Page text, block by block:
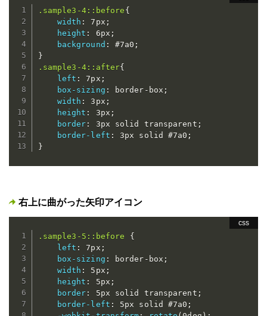
.sample3-4::before {
width : 7px ;
height : 6px ;
background : #7a0 ;
}
.sample3-4::after{
left : 7px ;
box-sizing : border-box ;
width : 3px ;
height : 3px ;
border : 3px solid transparent ;
border-left : 3px solid #7a0 ;
}
右上に曲がった矢印アイコン
.sample3-5::before
{
left : 7px ;
box-sizing : border-box ;
width : 5px ;
height : 5px ;
border : 5px solid transparent ;
border-left : 5px solid #7a0 ;